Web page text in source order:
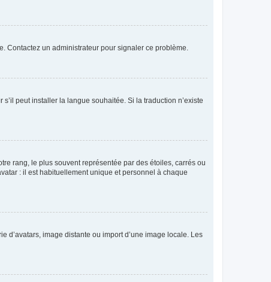
Contactez un administrateur pour signaler ce problème.
peut installer la langue souhaitée. Si la traduction n’existe
rang, le plus souvent représentée par des étoiles, carrés ou
: il est habituellement unique et personnel à chaque
d’avatars, image distante ou import d’une image locale. Les